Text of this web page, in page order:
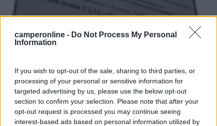
camperonline - Do Not Process My Personal
Information
If you wish to opt-out of the sale, sharing to third parties, or
processing of your personal or sensitive information for
targeted advertising by us, please use the below opt-out
section to confirm your selection. Please note that after your
opt-out request is processed you may continue seeing
interest-based ads based on personal information utilized by
Parcheggio
7,7 9
Servizi / Posizione